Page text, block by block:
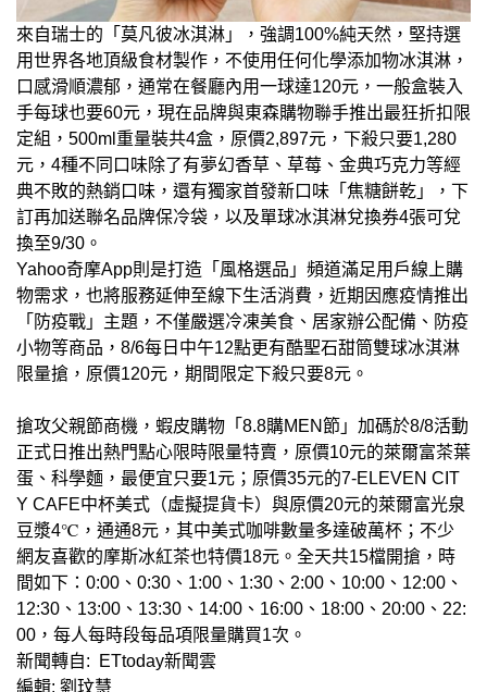
來自瑞士的「莫凡彼冰淇淋」，強調100%純天然，堅持選
用世界各地頂級食材製作，不使用任何化學添加物冰淇淋，
口感滑順濃郁，通常在餐廳內用一球達120元，一般盒裝入
手每球也要60元，現在品牌與東森購物聯手推出最狂折扣限
定組，500ml重量裝共4盒，原價2,897元，下殺只要1,280
元，4種不同口味除了有夢幻香草、草莓、金典巧克力等經
典不敗的熱銷口味，還有獨家首發新口味「焦糖餅乾」，下
訂再加送聯名品牌保冷袋，以及單球冰淇淋兌換券4張可兌
換至9/30。
Yahoo奇摩App則是打造「風格選品」頻道滿足用戶線上購
物需求，也將服務延伸至線下生活消費，近期因應疫情推出
「防疫戰」主題，不僅嚴選冷凍美食、居家辦公配備、防疫
小物等商品，8/6每日中午12點更有酷聖石甜筒雙球冰淇淋
限量搶，原價120元，期間限定下殺只要8元。
搶攻父親節商機，蝦皮購物「8.8購MEN節」加碼於8/8活動
正式日推出熱門點心限時限量特賣，原價10元的萊爾富茶葉
蛋、科學麵，最便宜只要1元；原價35元的7-ELEVEN CIT
Y CAFE中杯美式（虛擬提貨卡）與原價20元的萊爾富光泉
豆漿4℃，通通8元，其中美式咖啡數量多達破萬杯；不少
網友喜歡的摩斯冰紅茶也特價18元。全天共15檔開搶，時
間如下：0:00、0:30、1:00、1:30、2:00、10:00、12:00、
12:30、13:00、13:30、14:00、16:00、18:00、20:00、22:
00，每人每時段每品項限量購買1次。
新聞轉自: ETtoday新聞雲
編輯: 劉玟慧